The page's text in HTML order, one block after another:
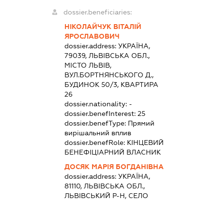
dossier.beneficiaries:
НІКОЛАЙЧУК ВІТАЛІЙ
ЯРОСЛАВОВИЧ
dossier.address: УКРАЇНА,
79039, ЛЬВІВСЬКА ОБЛ.,
МІСТО ЛЬВІВ,
ВУЛ.БОРТНЯНСЬКОГО Д.,
БУДИНОК 50/3, КВАРТИРА
26
dossier.nationality: -
dossier.benefInterest: 25
dossier.benefType: Прямий
вирішальний вплив
dossier.benefRole: КІНЦЕВИЙ
БЕНЕФІЦІАРНИЙ ВЛАСНИК
ДОСЯК МАРІЯ БОГДАНІВНА
dossier.address: УКРАЇНА,
81110, ЛЬВІВСЬКА ОБЛ.,
ЛЬВІВСЬКИЙ Р-Н, СЕЛО